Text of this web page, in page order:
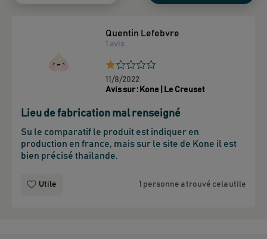
Quentin Lefebvre
1 avis
11/8/2022
Avis sur : Kone | Le Creuset
Lieu de fabrication mal renseigné
Su le comparatif le produit est indiquer en
production en france, mais sur le site de Kone il est
bien précisé thailande.
Utile 1 personne a trouvé cela utile